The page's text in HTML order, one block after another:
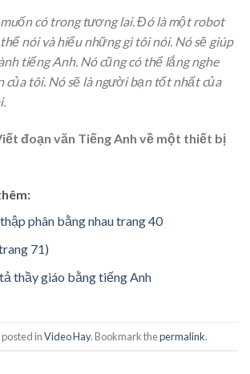
có trong tương lai. Đó là một robot
nói và hiểu những gì tôi nói. Nó sẽ giúp
tiếng Anh. Nó cũng có thể lắng nghe
của tôi. Nó sẽ là người bạn tốt nhất của
đoạn văn Tiếng Anh về một thiết bị
phân bằng nhau trang 40
71)
thầy giáo bằng tiếng Anh
inVideo Hay. Bookmark thepermalink.